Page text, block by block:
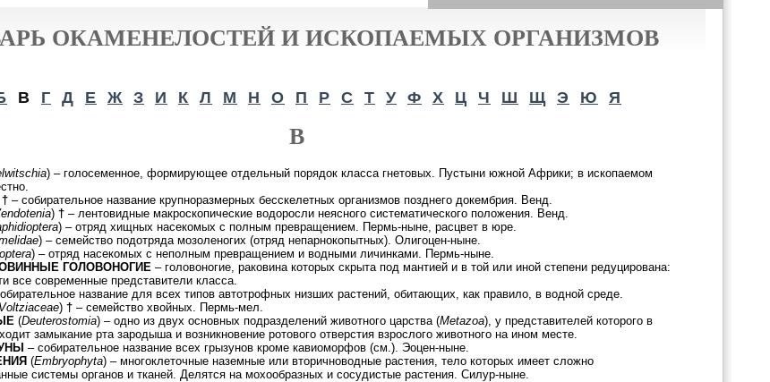
ОКАМЕНЕЛОСТЕЙ И ИСКОПАЕМЫХ ОРГАНИЗМОВ
В Г Д Е Ж З И К Л М Н О П Р С Т У Ф Х Ц Ч Ш Щ Э Ю Я
В
) – голосеменное, формирующее отдельный порядок класса гнетовых. Пустыни южной Африки; в ископаемом
– собирательное название крупноразмерных бесскелетных организмов позднего докембрия. Венд.
) † – лентовидные макроскопические водоросли неясного систематического положения. Венд.
) – отряд хищных насекомых с полным превращением. Пермь-ныне, расцвет в юре.
) – семейство подотряда мозоленогих (отряд непарнокопытных). Олигоцен-ныне.
) – отряд насекомых с неполным превращением и водными личинками. Пермь-ныне.
ГОЛОВОНОГИЕ – головоногие, раковина которых скрыта под мантией и в той или иной степени редуцирована:
все современные представители класса.
название для всех типов автотрофных низших растений, обитающих, как правило, в водной среде.
Voltziaceae) † – семейство хвойных. Пермь-мел.
(Deuterostomia) – одно из двух основных подразделений животного царства (Metazoa), у представителей которого в
замыкание рта зародыша и возникновение ротового отверстия взрослого животного на ином месте.
– собирательное название всех грызунов кроме кавиоморфов (см.). Эоцен-ныне.
(Embryophyta) – многоклеточные наземные или вторичноводные растения, тело которых имеет сложно
системы органов и тканей. Делятся на мохообразных и сосудистые растения. Силур-ныне.